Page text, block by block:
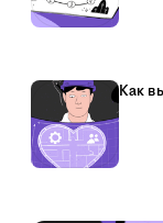
Как